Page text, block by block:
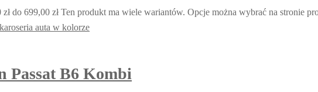
do 699,00 zł Ten produkt ma wiele wariantów. Opcje można wybrać na stronie
Passat B6 Kombi